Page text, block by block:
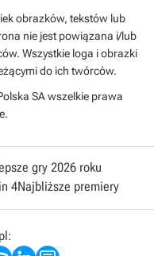
obrazków, tekstów lub
nie jest powiązana i/lub
Wszystkie loga i obrazki
do ich twórców.
SA wszelkie prawa
gry 2026 roku
4Najbliższe premiery